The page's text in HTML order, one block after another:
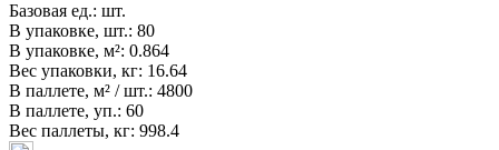
Базовая ед.: шт.
В упаковке, шт.: 80
В упаковке, м²: 0.864
Вес упаковки, кг: 16.64
В паллете, м² / шт.: 4800
В паллете, уп.: 60
Вес паллеты, кг: 998.4